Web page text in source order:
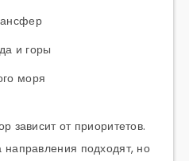
и горы
моря
зависит от приоритетов.
подходят, но